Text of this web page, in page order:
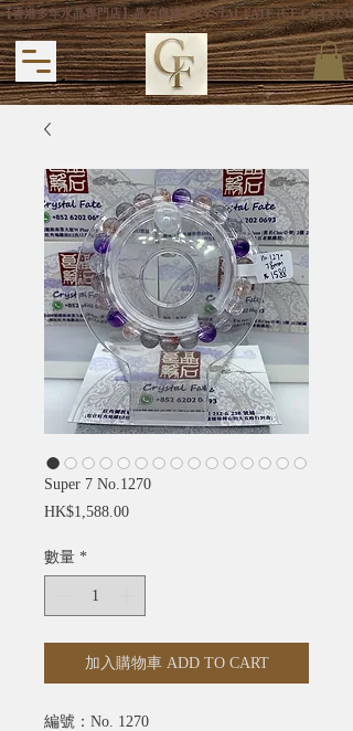
【香港多年水晶專門店】晶石良緣 CRYSTAL FATE (CF
Super 7 No.1270
HK$1,588.00價
數量 *
加入購物車 ADD TO CART
編號：No. 1270